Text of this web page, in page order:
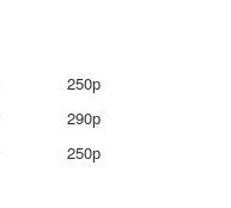
250р
290р
250р